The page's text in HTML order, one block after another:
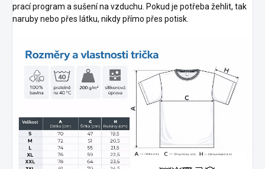
prací program a sušení na vzduchu. Pokud je potřeba žehlit, tak
naruby nebo přes látku, nikdy přímo přes potisk.